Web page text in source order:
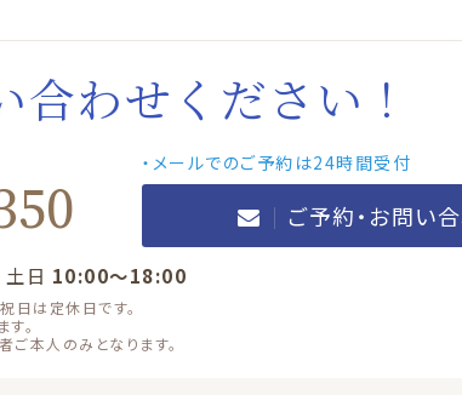
わせください！
・メールでのご予約は24時間受付
ご予約・お問い
日 10:00～18:00
日は定休日です。
。
本人のみとなります。